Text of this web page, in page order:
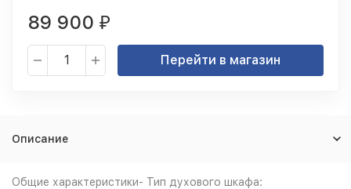
89 900 ₽
Перейти в магазин
Описание
Общие характеристики- Тип духового шкафа: